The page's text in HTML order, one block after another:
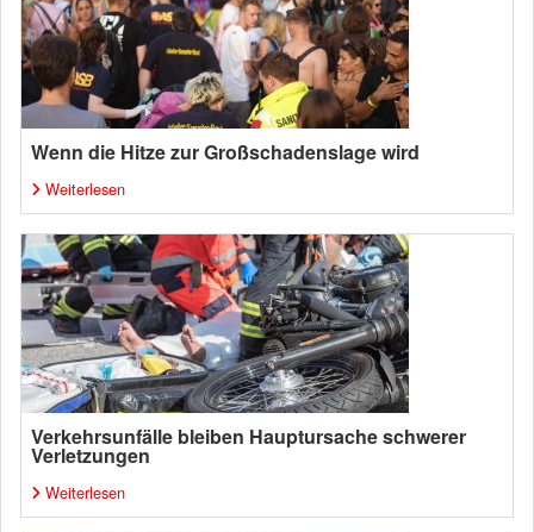
Wenn die Hitze zur Großschadenslage wird
Weiterlesen
Verkehrsunfälle bleiben Hauptursache schwerer
Verletzungen
Weiterlesen